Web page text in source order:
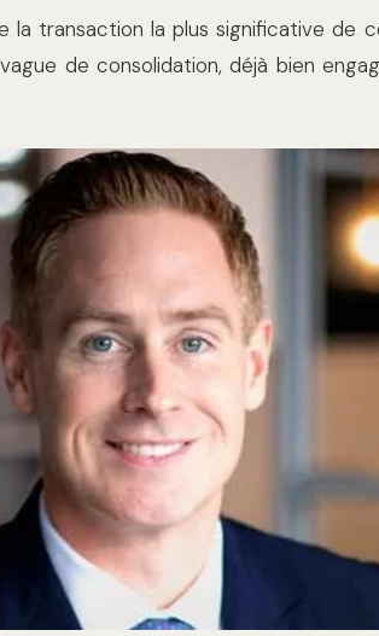
la transaction la plus significative de
de consolidation, déjà bien